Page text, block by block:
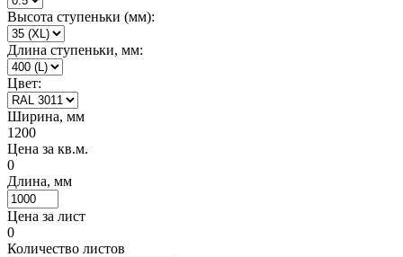
Высота ступеньки (мм):
Длина ступеньки, мм:
Цвет:
Ширина, мм
1200
Цена за кв.м.
0
Длина, мм
Цена за лист
0
Количество листов